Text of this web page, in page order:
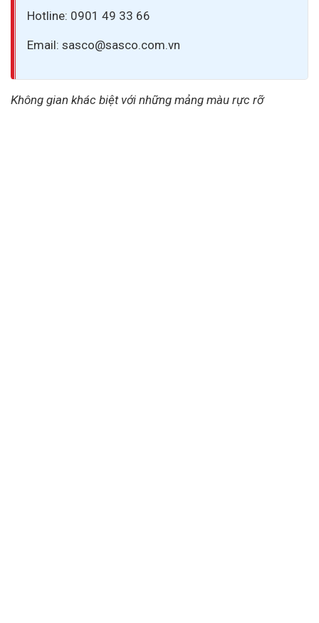
Hotline: 0901 49 33 66
Email: sasco@sasco.com.vn
Không gian khác biệt với những mảng màu rực rỡ